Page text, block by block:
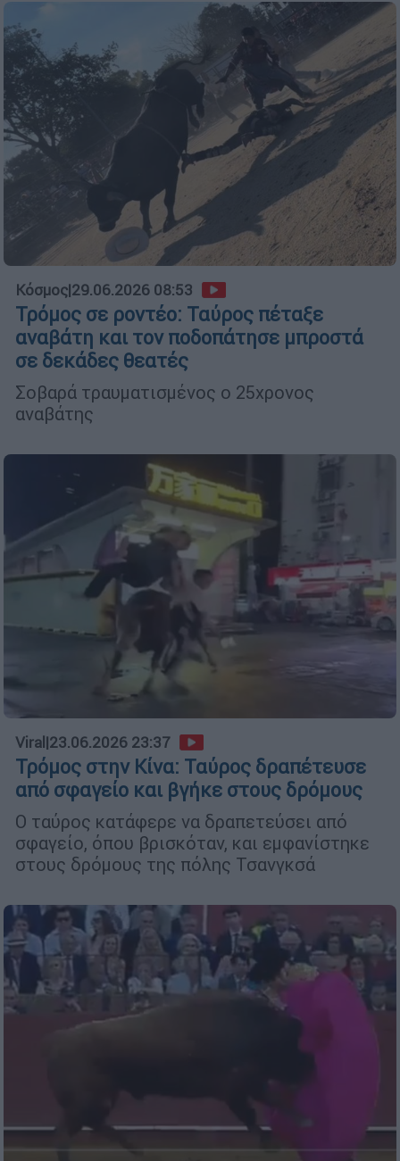
Κόσμος|29.06.2026 08:53
Τρόμος σε ροντέο: Ταύρος πέταξε
αναβάτη και τον ποδοπάτησε μπροστά
σε δεκάδες θεατές
Σοβαρά τραυματισμένος ο 25χρονος
αναβάτης
Viral |23.06.2026 23:37
Τρόμος στην Κίνα: Ταύρος δραπέτευσε
από σφαγείο και βγήκε στους δρόμους
Ο ταύρος κατάφερε να δραπετεύσει από
σφαγείο, όπου βρισκόταν, και εμφανίστηκε
στους δρόμους της πόλης Τσανγκσά